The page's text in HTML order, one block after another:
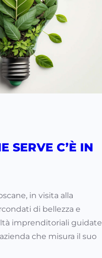
SERVE C’È IN
in visita alla
di bellezza e
imprenditoriali guidate
che misura il suo